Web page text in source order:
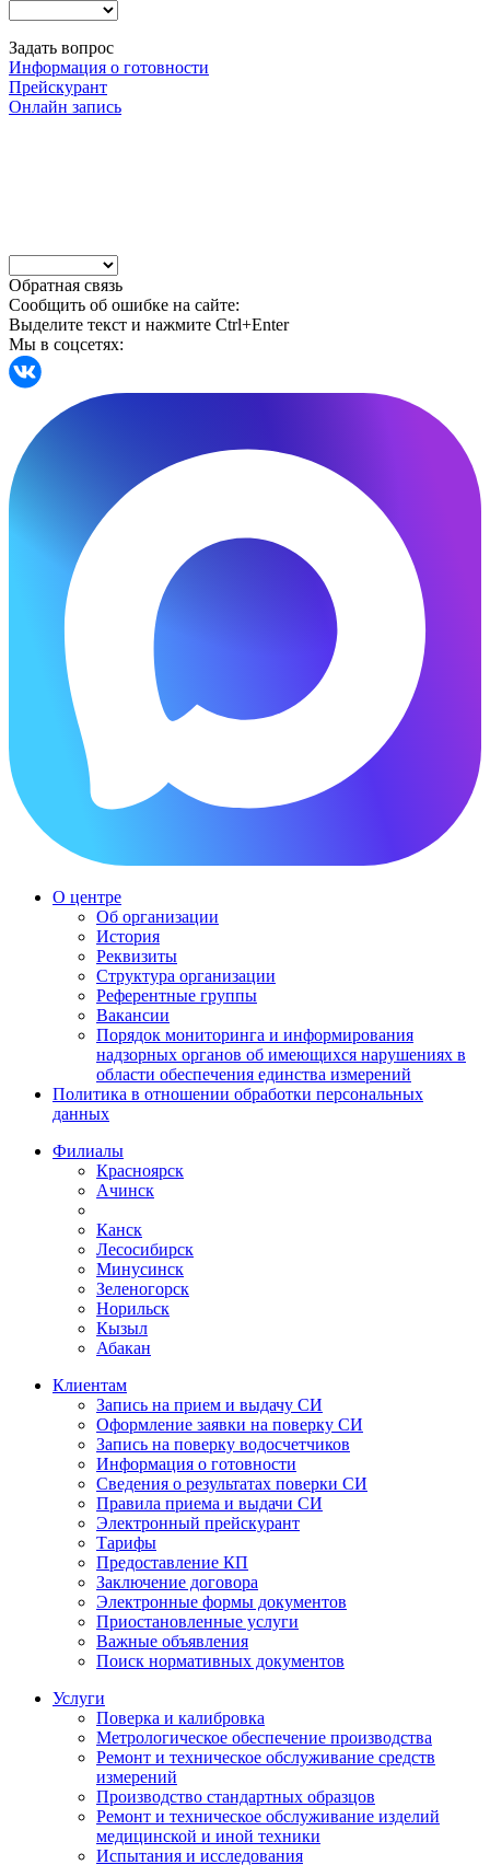
Задать вопрос
Информация о готовности
Прейскурант
Онлайн запись
Обратная связь
Сообщить об ошибке на сайте:
Выделите текст и нажмите Ctrl+Enter
Мы в соцсетях:
О центре
Об организации
История
Реквизиты
Структура организации
Референтные группы
Вакансии
Порядок мониторинга и информирования
надзорных органов об имеющихся нарушениях в
области обеспечения единства измерений
Политика в отношении обработки персональных
данных
Филиалы
Красноярск
Ачинск
Канск
Лесосибирск
Минусинск
Зеленогорск
Норильск
Кызыл
Абакан
Клиентам
Запись на прием и выдачу СИ
Оформление заявки на поверку СИ
Запись на поверку водосчетчиков
Информация о готовности
Сведения о результатах поверки СИ
Правила приема и выдачи СИ
Электронный прейскурант
Тарифы
Предоставление КП
Заключение договора
Электронные формы документов
Приостановленные услуги
Важные объявления
Поиск нормативных документов
Услуги
Поверка и калибровка
Метрологическое обеспечение производства
Ремонт и техническое обслуживание средств
измерений
Производство стандартных образцов
Ремонт и техническое обслуживание изделий
медицинской и иной техники
Испытания и исследования